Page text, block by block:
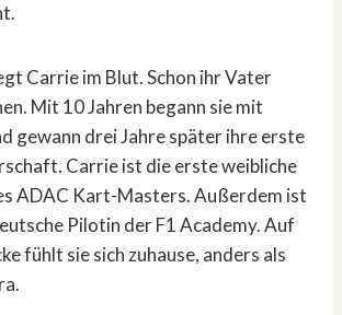
Carrie im Blut. Schon ihr Vater
Mit 10 Jahren begann sie mit
gewann drei Jahre später ihre erste
Carrie ist die erste weibliche
ADAC Kart-Masters. Außerdem ist
Pilotin der F1 Academy. Auf
fühlt sie sich zuhause, anders als